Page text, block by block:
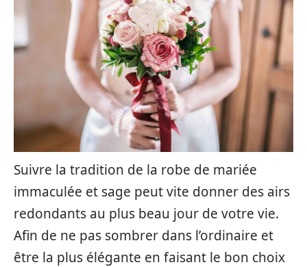
Suivre la tradition de la robe de mariée
immaculée et sage peut vite donner des airs
redondants au plus beau jour de votre vie.
Afin de ne pas sombrer dans l’ordinaire et
être la plus élégante en faisant le bon choix